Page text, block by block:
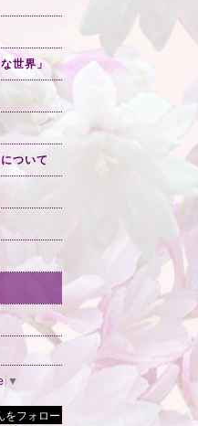
世界」
ついて
▼